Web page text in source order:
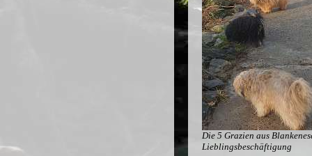
Die 5 Grazien aus
Lieblingsbeschäftigung